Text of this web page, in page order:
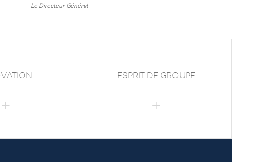
Le Directeur Général
ESPRIT DE GROUPE